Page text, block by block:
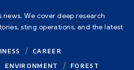
We cover deep research
sting operations, and the latest
CAREER
ENVIRONMENT
FOREST